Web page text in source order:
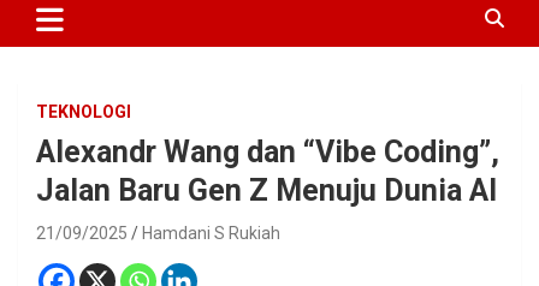
TEKNOLOGI
Alexandr Wang dan “Vibe Coding”,
Jalan Baru Gen Z Menuju Dunia AI
21/09/2025 Hamdani S Rukiah